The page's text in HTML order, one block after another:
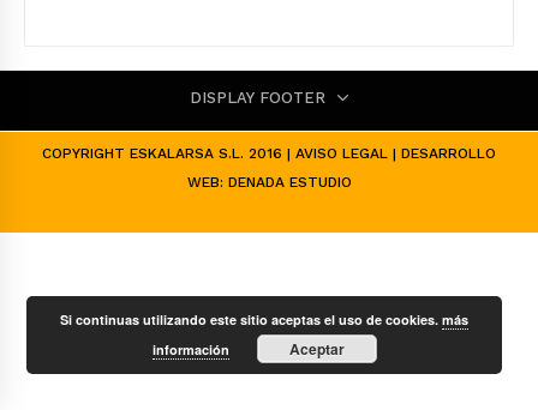
DISPLAY FOOTER
COPYRIGHT ESKALARSA S.L. 2016 | AVISO LEGAL | DESARROLLO
WEB: DENADA ESTUDIO
Si continuas utilizando este sitio aceptas el uso de cookies.más
información
Aceptar